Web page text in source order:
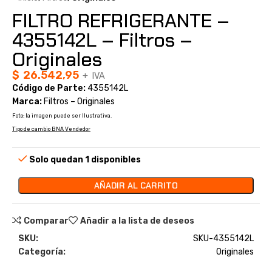
FILTRO REFRIGERANTE –
4355142L – Filtros –
Originales
$ 26.542,95 + IVA
Código de Parte:4355142L
Marca: Filtros – Originales
Foto: la imagen puede ser Ilustrativa.
Tipo de cambio BNA Vendedor
Solo quedan 1 disponibles
AÑADIR AL CARRITO
Comparar
Añadir a la lista de deseos
SKU:
SKU-4355142L
Categoría:
Originales